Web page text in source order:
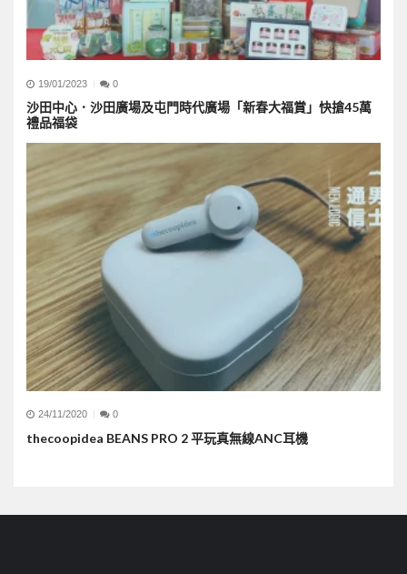
19/01/2023 0
沙田中心．沙田廣場及屯門時代廣場「新春大福賞」快搶45萬
禮品福袋
24/11/2020 0
thecoopidea BEANS PRO 2 平玩真無線ANC耳機